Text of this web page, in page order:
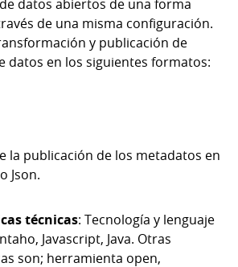
datos abiertos de una forma
de una misma configuración.
y publicación de
datos en los siguientes formatos:
la publicación de los metadatos en
Json.
técnicas: Tecnología y lenguaje
Javascript, Java. Otras
son; herramienta open,